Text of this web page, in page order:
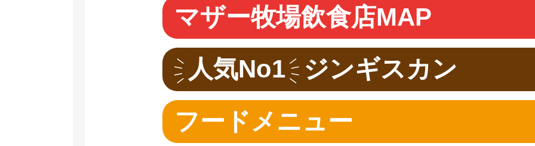
マザー牧場飲食店MAP
人気No1
ジンギスカン
フードメニュー